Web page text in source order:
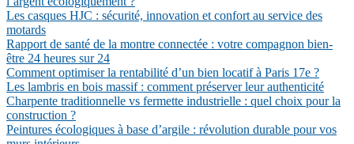
Les casques HJC : sécurité, innovation et confort au service des
motards
Rapport de santé de la montre connectée : votre compagnon bien-
être 24 heures sur 24
Comment optimiser la rentabilité d’un bien locatif à Paris 17e ?
Les lambris en bois massif : comment préserver leur authenticité
Charpente traditionnelle vs fermette industrielle : quel choix pour la
construction ?
Peintures écologiques à base d’argile : révolution durable pour vos